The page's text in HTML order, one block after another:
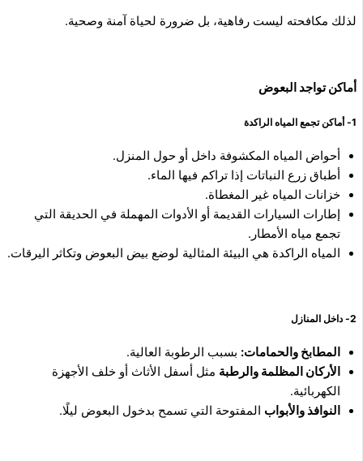
لذلك مكافحته ليست رفاهية، بل ضرورة لحياة آمنة وصحية.
أماكن تواجد البعوض
1- أماكن تجمع المياه الراكدة
أحواض المياه المكشوفة داخل أو حول المنزل.
أطباق زرع النباتات إذا تراكم فيها الماء.
خزانات المياه غير المغطاة.
إطارات السيارات القديمة أو الأدوات المهملة في الحديقة التي
تجمع مياه الأمطار.
المياه الراكدة هي البيئة المثالية لوضع بيض البعوض وتكاثر اليرقات.
2- داخل المنازل
المطابخ والحمامات: بسبب الرطوبة العالية.
الأركان المظلمة والرطبة مثل أسفل الأثاث أو خلف الأجهزة
الكهربائية.
النوافذ والأبواب المفتوحة التي تسمح بدخول البعوض ليلًا.